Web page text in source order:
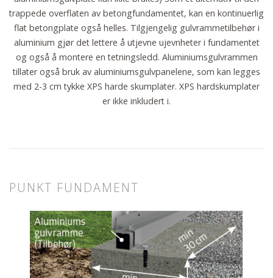
trappede overflaten av betongfundamentet, kan en kontinuerlig
flat betongplate også helles. Tilgjengelig gulvrammetilbehør i
aluminium gjør det lettere å utjevne ujevnheter i fundamentet
og også å montere en tetningsledd. Aluminiumsgulvrammen
tillater også bruk av aluminiumsgulvpanelene, som kan legges
med 2-3 cm tykke XPS harde skumplater. XPS hardskumplater
er ikke inkludert i.
PUNKT FUNDAMENT